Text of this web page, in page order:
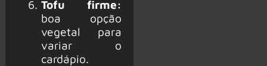
Tofu firme:
boa opção
vegetal para
variar o
cardápio.